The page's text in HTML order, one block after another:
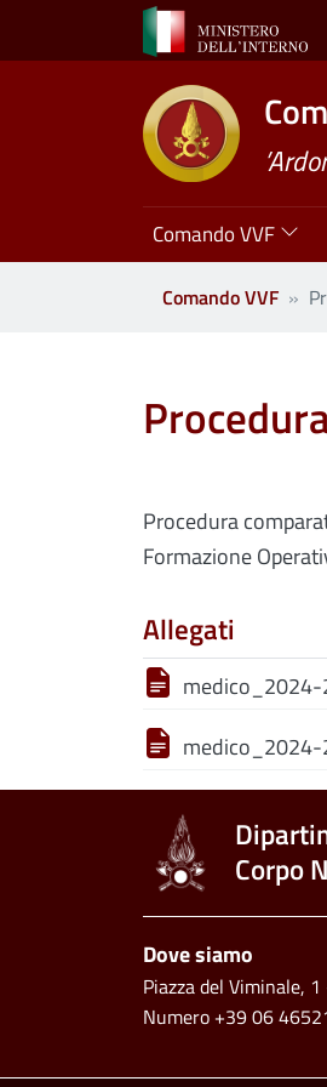
Salta al contenuto principale
Comando VVF
Comando VVF
Procedura
Formazione
Allegati
medico_2024-
Corpo
Piè di
Dove siamo
Piazza del Viminale,
Numero +39 06